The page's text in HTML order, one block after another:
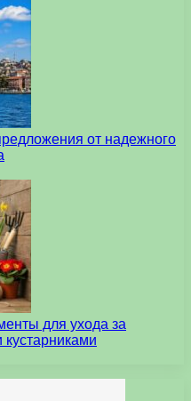
от надежного
для ухода за